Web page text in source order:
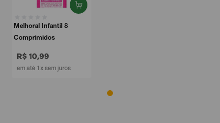
Melhoral Infantil 8
Comprimidos
R$ 10,99
em até 1x sem juros